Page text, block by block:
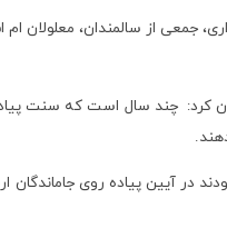
جمعی از سالمندان، معلولان
کرد: چند سال است که سنت
در آیین پیاده روی